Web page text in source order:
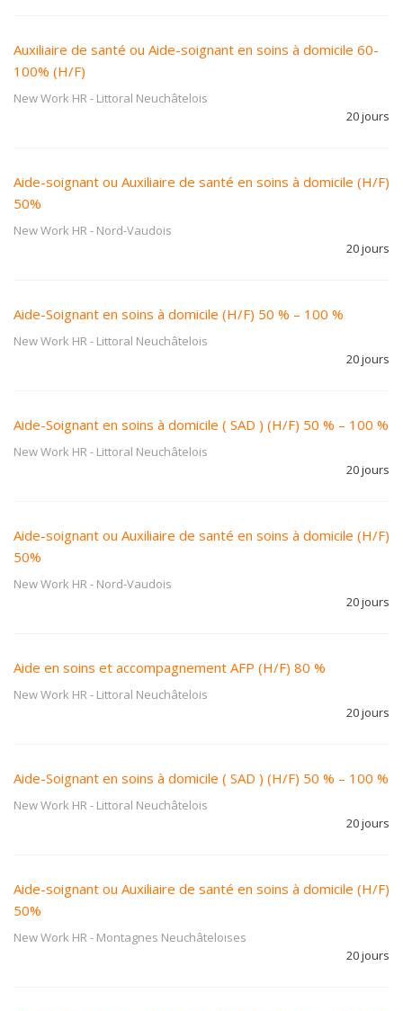
Auxiliaire de santé ou Aide-soignant en soins à domicile 60-
100% (H/F)
New Work HR- Littoral Neuchâtelois
20 jours
Aide-soignant ou Auxiliaire de santé en soins à domicile (H/F)
50%
New Work HR- Nord-Vaudois
20 jours
Aide-Soignant en soins à domicile (H/F) 50 % – 100 %
New Work HR- Littoral Neuchâtelois
20 jours
Aide-Soignant en soins à domicile ( SAD ) (H/F) 50 % – 100 %
New Work HR- Littoral Neuchâtelois
20 jours
Aide-soignant ou Auxiliaire de santé en soins à domicile (H/F)
50%
New Work HR- Nord-Vaudois
20 jours
Aide en soins et accompagnement AFP (H/F) 80 %
New Work HR- Littoral Neuchâtelois
20 jours
Aide-Soignant en soins à domicile ( SAD ) (H/F) 50 % – 100 %
New Work HR- Littoral Neuchâtelois
20 jours
Aide-soignant ou Auxiliaire de santé en soins à domicile (H/F)
50%
New Work HR- Montagnes Neuchâteloises
20 jours